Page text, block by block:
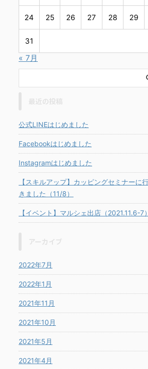
24 25 26 27 28 29
31
« 7月
公式LINEはじめました
Facebookはじめました
Instagramはじめました
【スキルアップ】カッピングセミナーに
きました（11/8）
【イベント】マルシェ出店（2021.11.6-7）
2022年7月
2022年1月
2021年11月
2021年10月
2021年5月
2021年4月